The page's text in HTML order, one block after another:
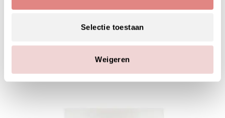
Selectie toestaan
Weigeren